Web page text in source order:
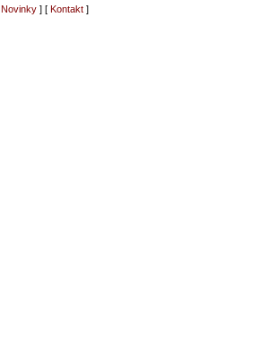
Novinky] [ Kontakt]